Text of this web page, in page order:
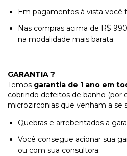
Em pagamentos à vista você
Nas compras acima de R$
na modalidade mais barata.
GARANTIA ?
Temos garantia de 1 ano em
cobrindo defeitos de banho (por
microzirconias que venham a se
Quebras e arrebentados a
Você consegue acionar sua
ou com sua consultora.